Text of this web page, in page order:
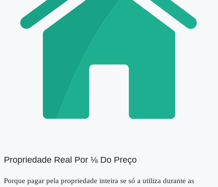
Propriedade Real Por ⅛ Do Preço
Porque pagar pela propriedade inteira se só a utiliza durante as